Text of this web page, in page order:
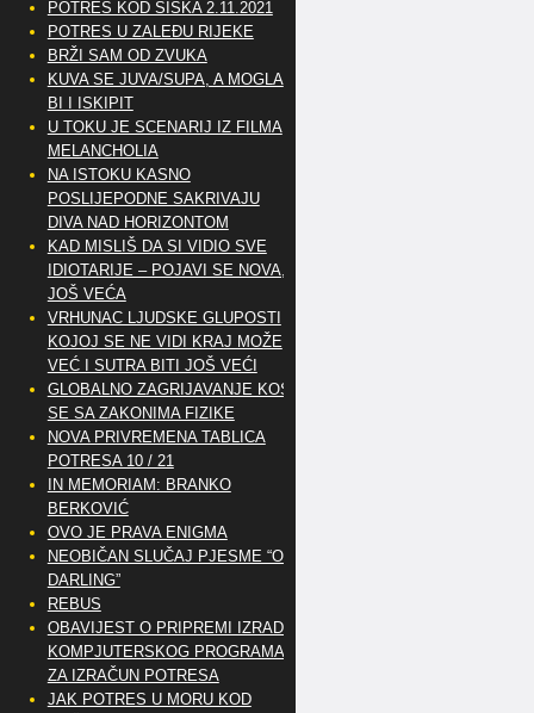
POTRES KOD SISKA 2.11.2021
POTRES U ZALEĐU RIJEKE
BRŽI SAM OD ZVUKA
KUVA SE JUVA/SUPA, A MOGLA
BI I ISKIPIT
U TOKU JE SCENARIJ IZ FILMA
MELANCHOLIA
NA ISTOKU KASNO
POSLIJEPODNE SAKRIVAJU
DIVA NAD HORIZONTOM
KAD MISLIŠ DA SI VIDIO SVE
IDIOTARIJE – POJAVI SE NOVA,..
JOŠ VEĆA
VRHUNAC LJUDSKE GLUPOSTI
KOJOJ SE NE VIDI KRAJ MOŽE
VEĆ I SUTRA BITI JOŠ VEĆI
GLOBALNO ZAGRIJAVANJE KOSI
SE SA ZAKONIMA FIZIKE
NOVA PRIVREMENA TABLICA
POTRESA 10 / 21
IN MEMORIAM: BRANKO
BERKOVIĆ
OVO JE PRAVA ENIGMA
NEOBIČAN SLUČAJ PJESME “OH
DARLING”
REBUS
OBAVIJEST O PRIPREMI IZRADE
KOMPJUTERSKOG PROGRAMA
ZA IZRAČUN POTRESA
JAK POTRES U MORU KOD